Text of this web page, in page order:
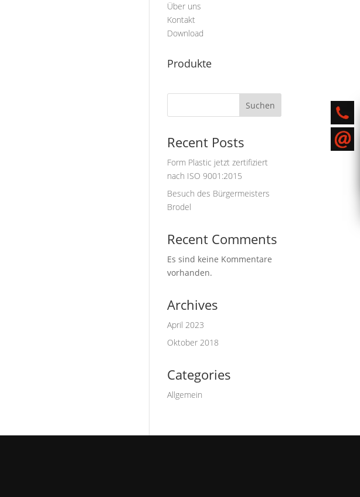
Über uns
Kontakt
Download
Produkte
Suchen
Recent Posts
Form Plastic jetzt zertifiziert
nach ISO 9001:2015
Besuch des Bürgermeisters
Brodel
Recent Comments
Es sind keine Kommentare
vorhanden.
Archives
April 2023
Oktober 2018
Categories
Allgemein